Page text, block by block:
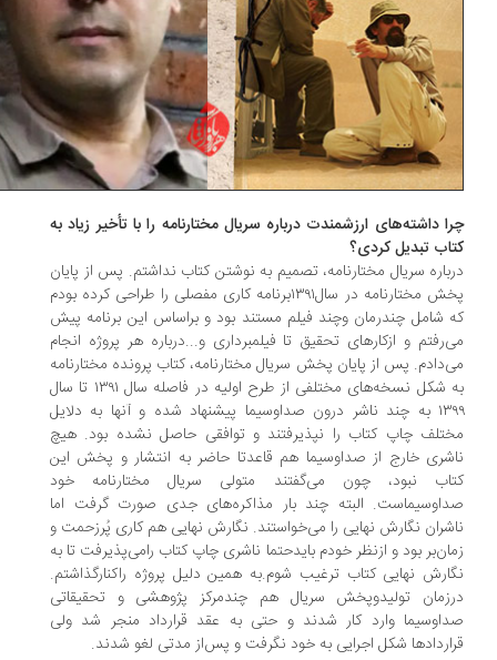
داشته‌های ارزشمندت درباره سریال مختارنامه را با تأخیر زیاد به
تبدیل کردی؟
سریال مختارنامه، تصمیم به نوشتن کتاب نداشتم. پس از پایان
پخش مختارنامه در سال۱۳۹۱برنامه کاری مفصلی را طراحی کرده بودم
شامل چندرمان وچند فیلم مستند بود و براساس این برنامه‌ پیش
و ازکارهای تحقیق تا فیلمبرداری و...درباره هر پروژه انجام
پس از پایان پخش سریال مختارنامه، کتاب پرونده مختارنامه
به شکل نسخه‌های مختلفی از طرح اولیه در فاصله سال ۱۳۹۱ تا سال
۱۳۹۹ به چند ناشر درون صداوسیما پیشنهاد شده و آنها به دلایل
چاپ کتاب را نپذیرفتند و توافقی حاصل نشده بود. هیچ
خارج از صداوسیما هم قاعدتا حاضر به انتشار و پخش این
نبود، چون می‌‌گفتند متولی سریال مختارنامه خود
البته چند بار مذاکره‌های جدی صورت گرفت اما
نگارش نهایی را می‌‌خواستند. نگارش نهایی هم کاری پُرزحمت و
بود و ازنظر خودم بایدحتما ناشری چاپ کتاب رامی‌‌پذیرفت تا به
نهایی کتاب ترغیب شوم.به همین دلیل پروژه راکنارگذاشتم.
تولیدوپخش سریال هم چندمرکز پژوهشی و تحقیقاتی
وارد کار شدند و حتی به عقد قرارداد منجر شد ولی
شکل اجرایی به خود نگرفت و پس‌از مدتی لغو شدند.